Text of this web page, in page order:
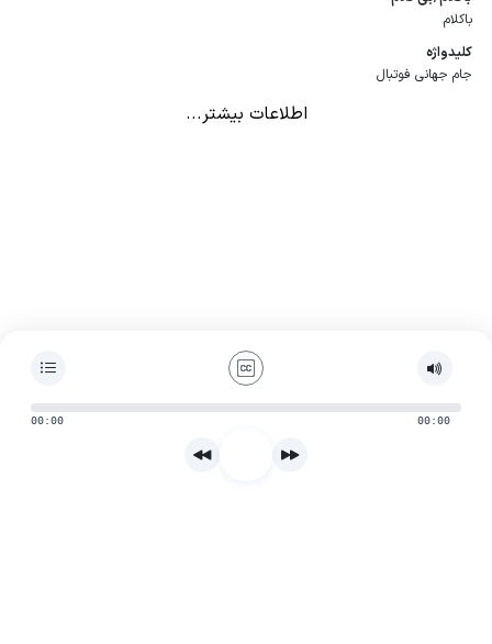
باکلام
كلیدواژه
جام جهانی فوتبال
اطلاعات بیشتر...
00:00 00:00